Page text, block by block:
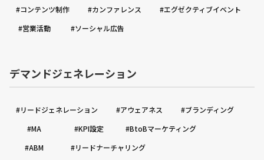
#コンテンツ制作
#カンファレンス
#エグゼクティブイベント
#営業活動
#ソーシャル広告
デマンドジェネレーション
#リードジェネレーション #アウェアネス
#ブランディング
#MA
#KPI設定
#BtoBマーケティング
#ABM
#リードナーチャリング